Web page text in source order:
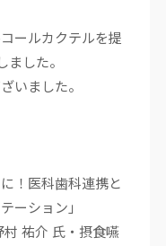
ールカクテルを提
ました。
いました。
！医科歯科連携と
ーション」
祐介 氏・摂食嚥